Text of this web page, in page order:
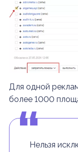
Для одной
более 1000
Нельзя